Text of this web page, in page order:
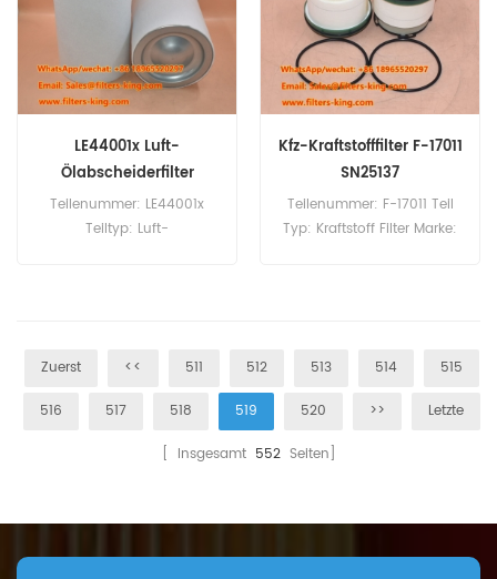
LE44001x Luft-
Ölabscheiderfilter
P35B877
Teilenummer: LE44001x
Teiltyp: Luft-
Kfz-Kraftstofffilter F-17011
SN25137
Teilenummer: F-17011 Teil
Typ: Kraftstoff Filter Marke:
Zuerst << 511 512 513 514 515
516 517 518 519 520 >> Letzte
[ Insgesamt 552Seiten]